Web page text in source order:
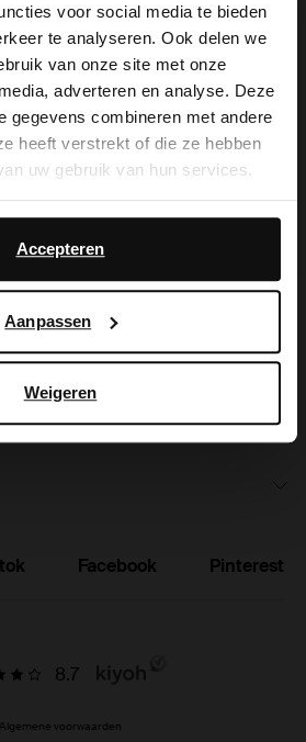
voor social media te bieden
te analyseren. Ook delen we
van onze site met onze
adverteren en analyse. Deze
gegevens combineren met andere
heeft verstrekt of die ze hebben
uw gebruik van hun services.
samen met Google voor
Meer informatie over
gebruikt, vindt u op
Accepteren
Aanpassen
Weigeren
69.99
Facebook Pinterest
8.7
Algemene voorwaarden
×
in English?
isn't Dutch. Would
to English?
No, stay in Dutch